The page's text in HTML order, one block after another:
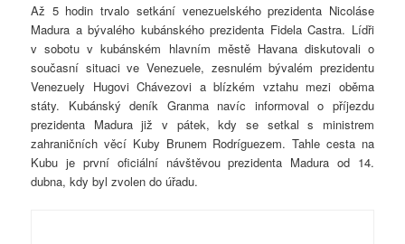
Až 5 hodin trvalo setkání venezuelského prezidenta Nicoláse
Madura a bývalého kubánského prezidenta Fidela Castra. Lídři
v sobotu v kubánském hlavním městě Havana diskutovali o
současní situaci ve Venezuele, zesnulém bývalém prezidentu
Venezuely Hugovi Chávezovi a blízkém vztahu mezi oběma
státy. Kubánský deník Granma navíc informoval o příjezdu
prezidenta Madura již v pátek, kdy se setkal s ministrem
zahraničních věcí Kuby Brunem Rodríguezem. Tahle cesta na
Kubu je první oficiální návštěvou prezidenta Madura od 14.
dubna, kdy byl zvolen do úřadu.